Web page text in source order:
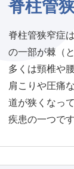
脊柱管
脊柱管狭窄症
の一部が棘（
多くは頸椎や
肩こりや圧痛
道が狭くなっ
疾患の一つです